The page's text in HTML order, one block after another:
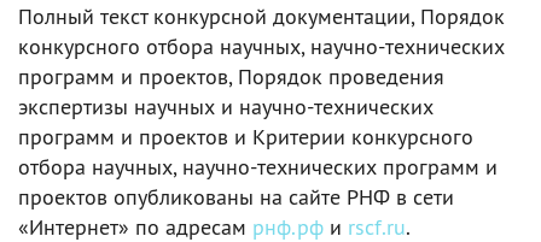
Полный текст конкурсной документации, Порядок
конкурсного отбора научных, научно-технических
программ и проектов, Порядок проведения
экспертизы научных и научно-технических
программ и проектов и Критерии конкурсного
отбора научных, научно-технических программ и
проектов опубликованы на сайте РНФ в сети
«Интернет» по адресам рнф.рф и rscf.ru.